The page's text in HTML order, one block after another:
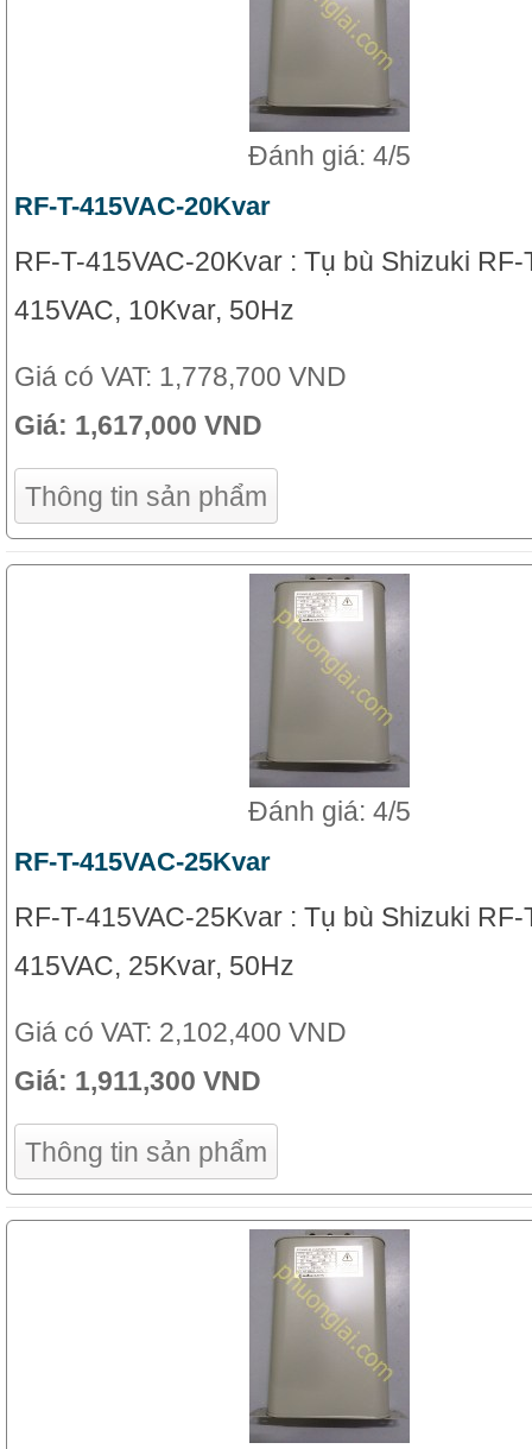
Đánh giá: 4/5
RF-T-415VAC-20Kvar
RF-T-415VAC-20Kvar : Tụ bù Shizuki RF-
415VAC, 10Kvar, 50Hz
Giá có VAT: 1,778,700 VND
Giá: 1,617,000 VND
Thông tin sản phẩm
Đánh giá: 4/5
RF-T-415VAC-25Kvar
RF-T-415VAC-25Kvar : Tụ bù Shizuki RF-
415VAC, 25Kvar, 50Hz
Giá có VAT: 2,102,400 VND
Giá: 1,911,300 VND
Thông tin sản phẩm